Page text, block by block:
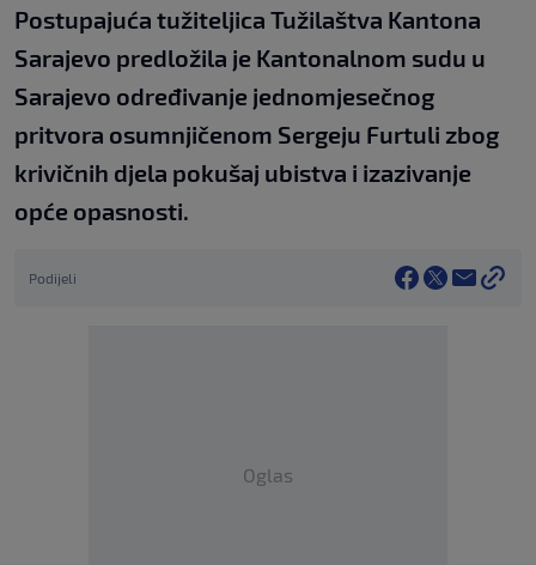
Postupajuća tužiteljica Tužilaštva Kantona
Sarajevo predložila je Kantonalnom sudu u
Sarajevo određivanje jednomjesečnog
pritvora osumnjičenom Sergeju Furtuli zbog
krivičnih djela pokušaj ubistva i izazivanje
opće opasnosti.
Podijeli
Oglas